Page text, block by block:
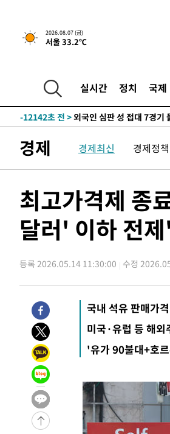
2026.08.07 (금)
서울 33.2℃
실시간 정치 국제
선포
-19756초 전 >[단독]중수청 지원 검사들,
갈 수도
-17727초 전 >낮 최고 37도 찜통더위…곳
-12889초 전 >
여자배구 이재영·이다영
-12142초 전 >
-11876초 전 >[속보]코스닥, 2.86포인
-11809초 전 >
[속보]원·달러 환율, 7.7원
-11698초 전 >[속보] 노원서 40.1도 관
-7661초 전 >외신들도 주목한 韓축구 파
-7632초 전 >11시간 압수수색에 성접대
-6654초 전 >
[속보]규제합리화위원회 부
27분 전 >[속보] 7월 중국 수출 23.9%↑
1시간 전 >[속보]'채상병 순직 책임' 임성
-29196초 전 >
[속보]이 대통령 "부동산
실천"
-28281초 전 >
이란, "오만과 '중앙 단일
운드는 임시"
-19849초 전 >
"낮 기온 소폭 하락"…수도
-19813초 전 >
[속보]이 대통령, '호우피
선포
-19776초 전 >
갈 수도
-17747초 전 >
낮 최고 37도 찜통더위…
-16053초 전 >
SK하이닉스, 용인·청주
응"
-12909초 전 >
여자배구 이재영·이다영
경제 경제최신 경제정책
최고가격제 종
달러' 이하 전
등록 2026.05.14 11:30:00 수정
국내 석유 판매가
미국·유럽 등 해
'유가 90불대+호